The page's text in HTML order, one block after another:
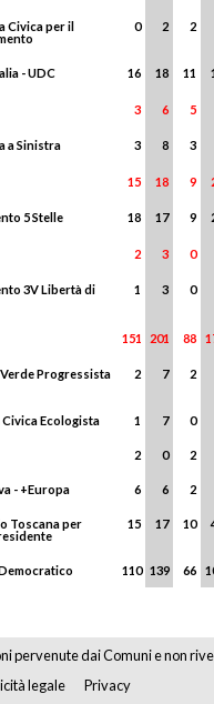
Civica per il
0 2 2
- UDC 16 18 11
3 6 5
a Sinistra 3 8 3
15 18 9
5 Stelle 18 17 9
2 3 0
3V Libertà di
1 3 0
151 201 88
Progressista
2 7 2
Ecologista 1 7 0
2 0 2
- +Europa 6 6 2
Toscana per
15 17 10
110 139 66
pervenute dai Comuni e non
legale Privacy